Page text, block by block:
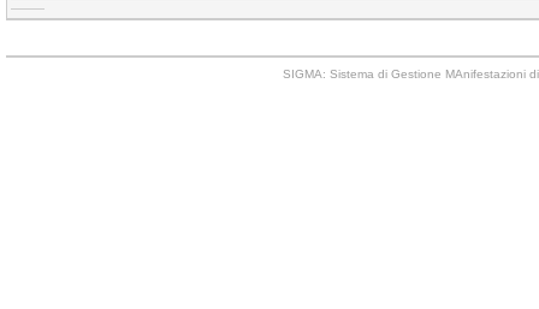
SIGMA: Sistema di Gestione MAnifestazioni